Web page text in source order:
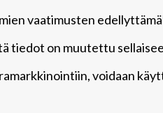
vaatimusten
tiedot on muutettu
voidaan